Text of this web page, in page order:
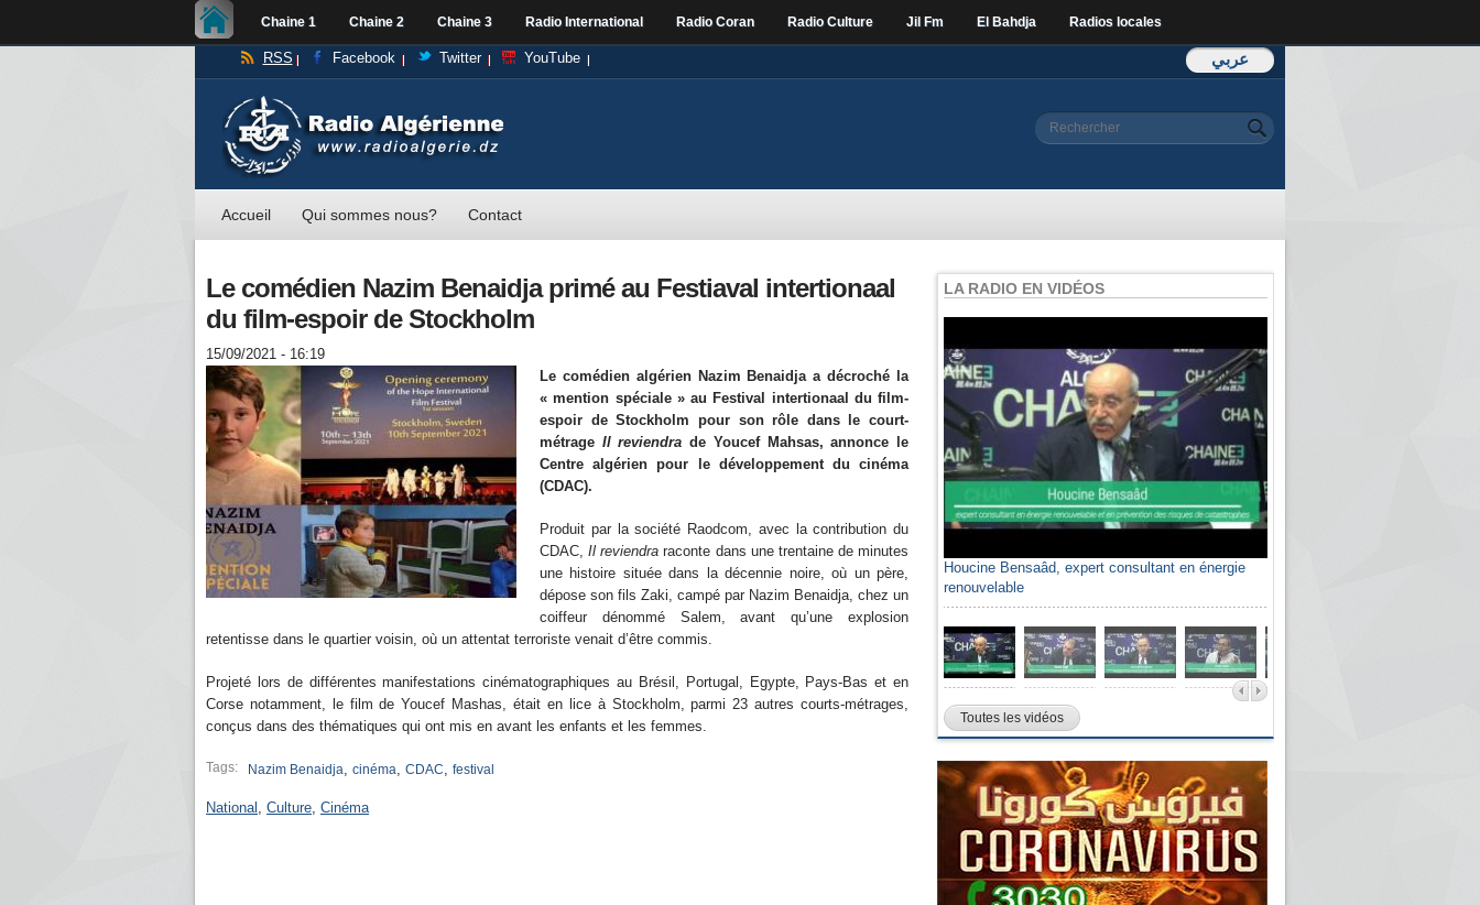
Chaine 1 Chaine 2 Chaine 3 Radio International Radio Coran Radio Culture Jil Fm El Bahdja Radios locales
عربي RSS Facebook Twitter YouTube
Formulaire de
Rechercher
Accueil Qui sommes nous? Contact
Le comédien Nazim Benaidja primé au Festiaval intertionaal
du film-espoir de Stockholm
15/09/2021 - 16:19
Le comédien algérien Nazim Benaidja a décroché la
« mention spéciale » au Festival intertionaal du film-
espoir de Stockholm pour son rôle dans le court-
métrage Il reviendrade Youcef Mahsas, annonce le
Centre algérien pour le développement du cinéma
(CDAC).
Produit par la société Raodcom, avec la contribution du
CDAC,Il reviendra raconte dans une trentaine de minutes
une histoire située dans la décennie noire, où un père,
dépose son fils Zaki, campé par Nazim Benaidja, chez un
coiffeur dénommé Salem, avant qu’une explosion
retentisse dans le quartier voisin, où un attentat terroriste venait d’être commis.
Projeté lors de différentes manifestations cinématographiques au Brésil, Portugal, Egypte, Pays-Bas et en
Corse notamment, le film de Youcef Mashas, était en lice à Stockholm, parmi 23 autres courts-métrages,
conçus dans des thématiques qui ont mis en avant les enfants et les femmes.
Tags: Nazim Benaidja, cinéma, CDAC, festival
National , Culture, Cinéma
LA RADIO EN VIDÉOS
Houcine Bensaâd, expert consultant en énergie
renouvelable
Toutes les vidéos